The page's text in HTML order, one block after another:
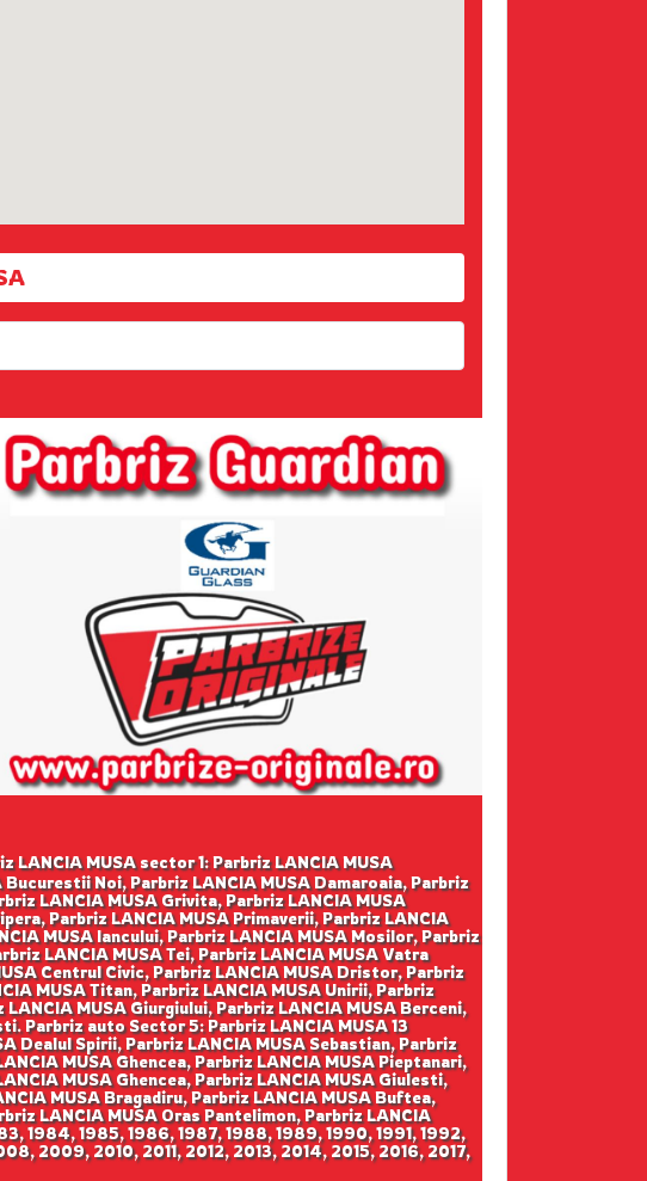
MUSA sector 1: Parbriz LANCIA MUSA
Noi, Parbriz LANCIA MUSA Damaroaia, Parbriz
LANCIA MUSA Grivita, Parbriz LANCIA MUSA
Parbriz LANCIA MUSA Primaverii, Parbriz LANCIA
MUSA Iancului, Parbriz LANCIA MUSA Mosilor, Parbriz
LANCIA MUSA Tei, Parbriz LANCIA MUSA Vatra
Centrul Civic, Parbriz LANCIA MUSA Dristor, Parbriz
MUSA Titan, Parbriz LANCIA MUSA Unirii, Parbriz
MUSA Giurgiului, Parbriz LANCIA MUSA Berceni,
Parbriz auto Sector 5: Parbriz LANCIA MUSA 13
Dealul Spirii, Parbriz LANCIA MUSA Sebastian, Parbriz
MUSA Ghencea, Parbriz LANCIA MUSA Pieptanari,
MUSA Ghencea, Parbriz LANCIA MUSA Giulesti,
MUSA Bragadiru, Parbriz LANCIA MUSA Buftea,
LANCIA MUSA Oras Pantelimon, Parbriz LANCIA
1984, 1985, 1986, 1987, 1988, 1989, 1990, 1991, 1992,
2009, 2010, 2011, 2012, 2013, 2014, 2015, 2016, 2017,